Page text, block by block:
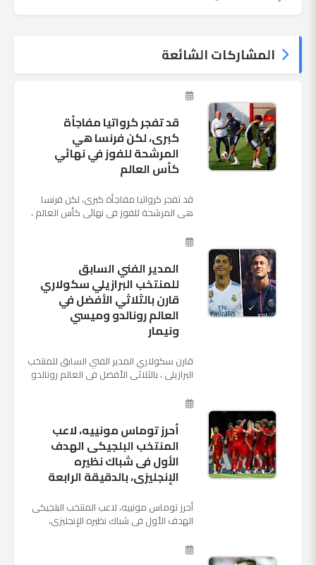
المشاركات الشائعة
قد تفجر كرواتيا مفاجأة
كبرى، لكن فرنسا هي
المرشحة للفوز في نهائي
كأس العالم
قد تفجر كرواتيا مفاجأة كبرى، لكن فرنسا
هي المرشحة للفوز في نهائي كأس العالم ،
الروسية في يوم شديد الح...
المدير الفني السابق
للمنتخب البرازيلي سكولاري
قارن بالثلاثي الأفضل في
العالم رونالدو وميسي
ونيمار
قارن سكولاري المدير الفني السابق للمنتخب
البرازيلي ، بالثلاثي الأفضل في العالم رونالدو
نجم ...
أحرز توماس مونييه، لاعب
المنتخب البلجيكى الهدف
الأول فى شباك نظيره
الإنجليزى، بالدقيقة الرابعة
أحرز توماس مونييه، لاعب المنتخب البلجيكى
الهدف الأول فى شباك نظيره الإنجليزى،
بينهما حاليا على م...